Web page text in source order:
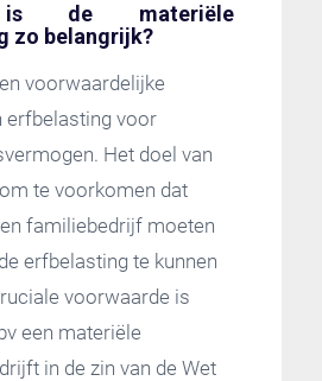
is de materiële
zo belangrijk?
voorwaardelijke
erfbelasting voor
Het doel van
te voorkomen dat
familiebedrijf moeten
erfbelasting te kunnen
voorwaarde is
een materiële
in de zin van de Wet